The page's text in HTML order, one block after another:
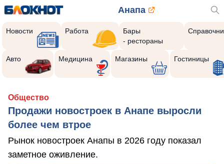
Анапа
Новости Работа
Бары
- рестораны
Авто Медицина Магазины Гостиницы
Общество
Продажи новостроек в Анапе выросли
более чем втрое
Рынок новостроек Анапы в 2026 году показал
заметное оживление.